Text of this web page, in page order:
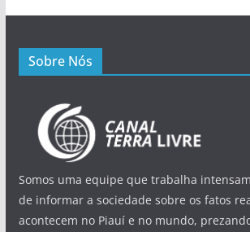
Sobre Nós
Somos uma equipe que trabalha
de informar a sociedade sobre os fatos
acontecem no Piauí e no mundo,